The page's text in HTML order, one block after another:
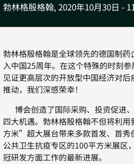
勃林格殷格翰, 2020年10月30日 -
勃林格殷格翰是全球领先的德国制
入中国25周年。在这个特殊的时刻
见证更高层次的开放型中国经济对
推动，我们深感荣幸！
博会创造了国际采购、投资促进
四大机遇。勃林格殷格翰不但将利
方米”超大展台带来多款首发、首秀
公共卫生抗疫专区的100平方米展区
冠研发方面工作的最新进展。